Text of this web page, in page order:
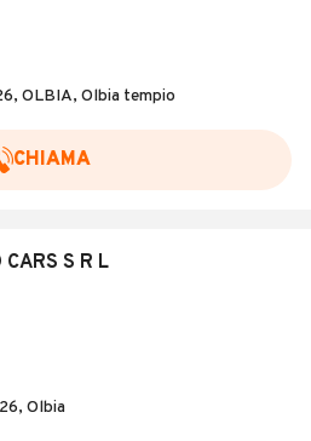
OLBIA, Olbia tempio
CHIAMA
CARS S R L
Olbia